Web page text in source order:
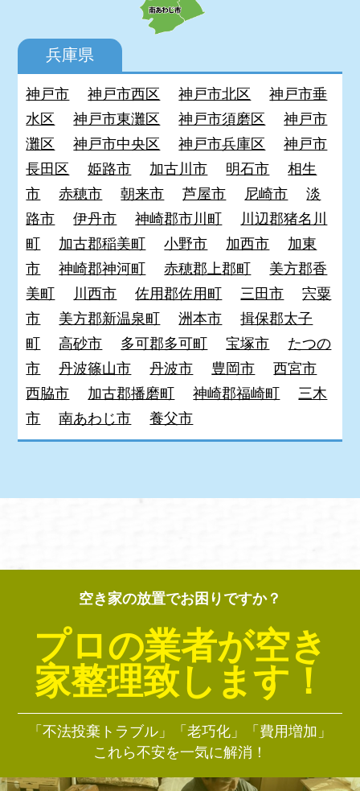
兵庫県
神戸市 神戸市西区 神戸市北区
神戸市垂
水区
神戸市東灘区 神戸市須磨区
神戸市
灘区
神戸市中央区 神戸市兵庫区
神戸市
長田区
姫路市 加古川市 明石市
相生
市
赤穂市 朝来市 芦屋市 尼崎市
淡
路市
伊丹市 神崎郡市川町
川辺郡猪名川
町
加古郡稲美町 小野市 加西市
加東
市
神崎郡神河町 赤穂郡上郡町
美方郡香
美町
川西市 佐用郡佐用町 三田市
宍粟
市
美方郡新温泉町 洲本市
揖保郡太子
町
高砂市 多可郡多可町 宝塚市
たつの
市
丹波篠山市 丹波市 豊岡市
西宮市
西脇市
加古郡播磨町 神崎郡福崎町
三木
市
南あわじ市 養父市
空き家の放置でお困りですか？
プロの業者が空き
家整理致します！
「不法投棄トラブル」「老巧化」「費用増加」
これら不安を一気に解消！